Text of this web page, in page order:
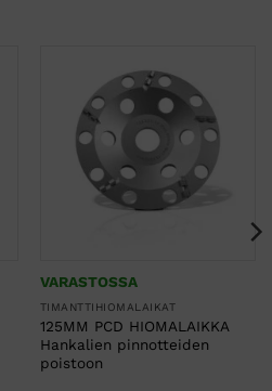
VARASTOSSA
TIMANTTIHIOMALAIKAT
125MM PCD HIOMALAIKKA
Hankalien pinnotteiden
poistoon